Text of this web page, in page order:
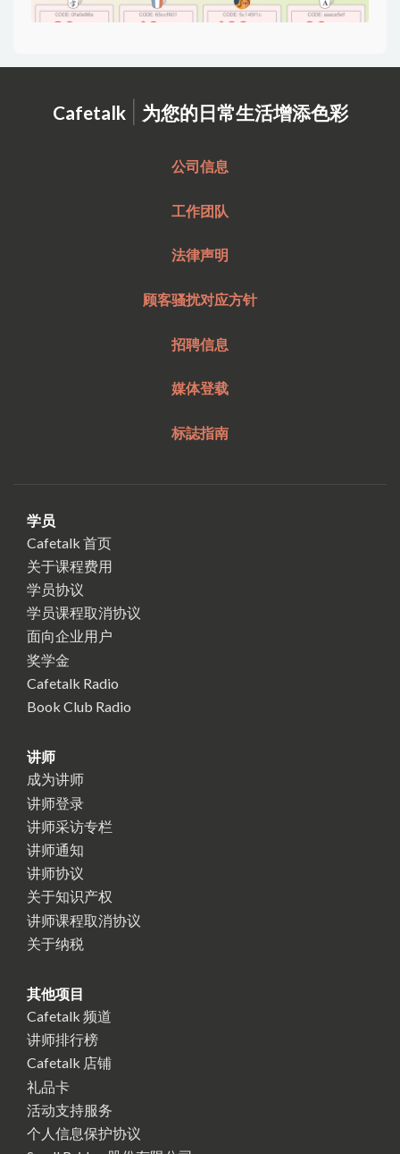
Cafetalk | 为您的日常生活增添色彩
公司信息
工作团队
法律声明
顾客骚扰对应方针
招聘信息
媒体登载
标誌指南
学员
Cafetalk 首页
关于课程费用
学员协议
学员课程取消协议
面向企业用户
奖学金
Cafetalk Radio
Book Club Radio
讲师
成为讲师
讲师登录
讲师采访专栏
讲师通知
讲师协议
关于知识产权
讲师课程取消协议
关于纳税
其他项目
Cafetalk 频道
讲师排行榜
Cafetalk 店铺
礼品卡
活动支持服务
个人信息保护协议